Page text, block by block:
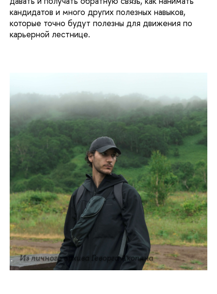
кандидатов и много других полезных навыков,
которые точно будут полезны для движения по
карьерной лестнице.
Из личного архива Геворга Акопяна